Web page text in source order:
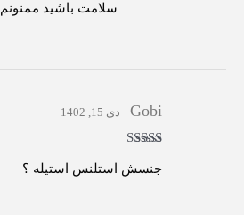
سلامت باشید ممنونم
Gobi دی 15, 1402
جنسش استلنس استیله ؟